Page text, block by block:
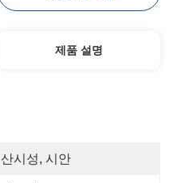
제품 설명
산시성, 시안